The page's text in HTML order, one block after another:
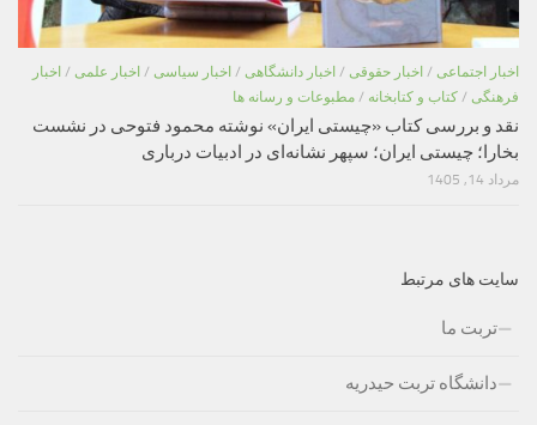
اخبار اجتماعی / اخبار حقوقی / اخبار دانشگاهی / اخبار سیاسی / اخبار علمی / اخبار
فرهنگی / کتاب و کتابخانه / مطبوعات و رسانه ها
نقد و بررسی کتاب «چیستی ایران» نوشته محمود فتوحی در نشست
بخارا؛ چیستی ایران؛ سپهر نشانه‌ای در ادبیات درباری
مرداد 14, 1405
سایت های مرتبط
تربت ما
دانشگاه تربت حیدریه